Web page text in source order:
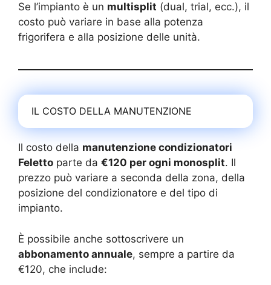
Se l’impianto è un multisplit (dual, trial, ecc.), il
costo può variare in base alla potenza
frigorifera e alla posizione delle unità.
IL COSTO DELLA MANUTENZIONE
Il costo della manutenzione condizionatori
Feletto parte da €120 per ogni monosplit. Il
prezzo può variare a seconda della zona, della
posizione del condizionatore e del tipo di
impianto.
È possibile anche sottoscrivere un
abbonamento annuale, sempre a partire da
€120, che include: